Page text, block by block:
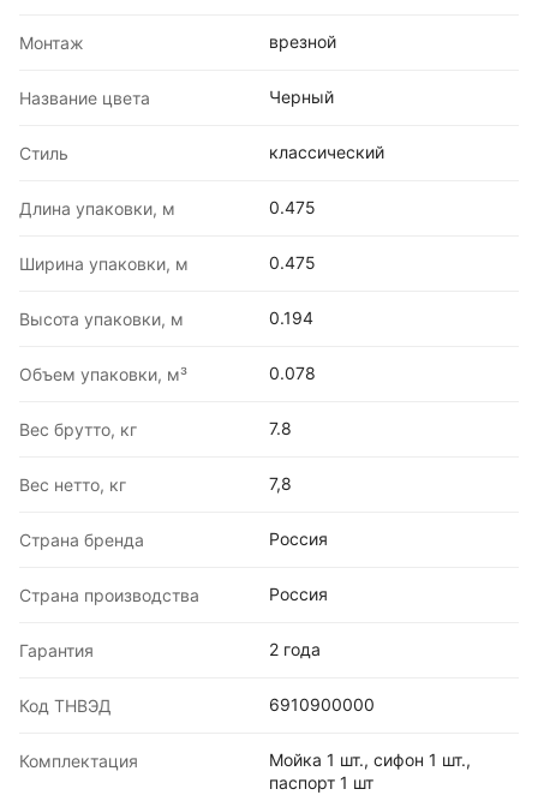
Монтаж врезной
Название цвета Черный
Стиль классический
Длина упаковки, м 0.475
Ширина упаковки, м 0.475
Высота упаковки, м 0.194
Объем упаковки, м³ 0.078
Вес брутто, кг 7.8
Вес нетто, кг 7,8
Страна бренда Россия
Страна производства Россия
Гарантия 2 года
Код ТНВЭД 6910900000
Комплектация
Мойка 1 шт., сифон 1 шт.,
паспорт 1 шт